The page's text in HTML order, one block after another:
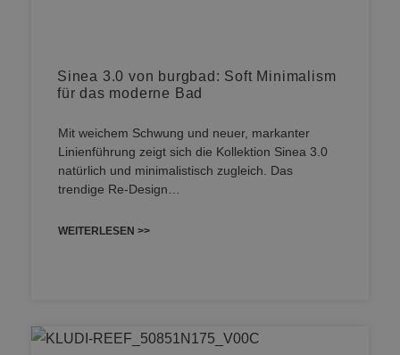
Sinea 3.0 von burgbad: Soft Minimalism
für das moderne Bad
Mit weichem Schwung und neuer, markanter
Linienführung zeigt sich die Kollektion Sinea 3.0
natürlich und minimalistisch zugleich. Das
trendige Re-Design…
WEITERLESEN >>